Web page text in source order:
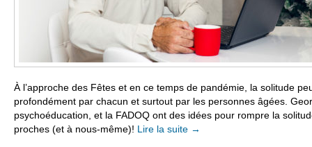
À l’approche des Fêtes et en ce temps de pandémie, la solitude
profondément par chacun et surtout par les personnes âgées.
psychoéducation, et la FADOQ ont des idées pour rompre la
proches (et à nous-même)! Lire la suite →